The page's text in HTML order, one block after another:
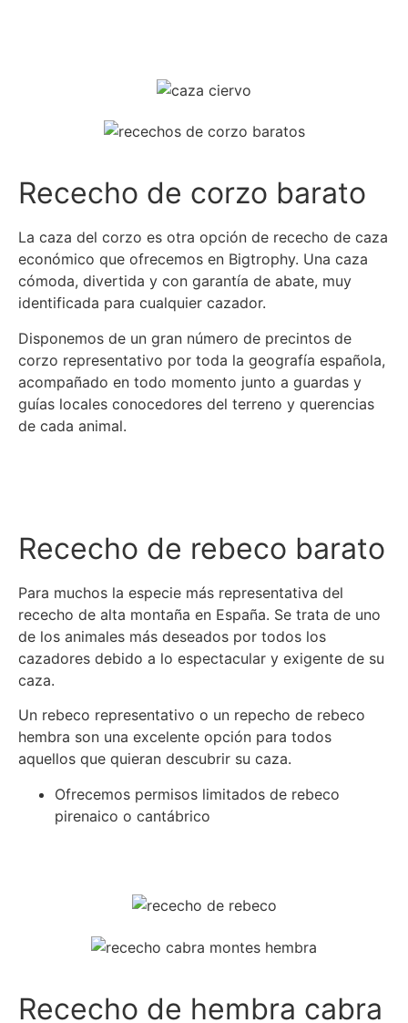
Rececho de corzo barato
La caza del corzo es otra opción de rececho de caza
económico que ofrecemos en Bigtrophy. Una caza
cómoda, divertida y con garantía de abate, muy
identificada para cualquier cazador.
Disponemos de un gran número de precintos de
corzo representativo por toda la geografía española,
acompañado en todo momento junto a guardas y
guías locales conocedores del terreno y querencias
de cada animal.
Rececho de rebeco barato
Para muchos la especie más representativa del
rececho de alta montaña en España. Se trata de uno
de los animales más deseados por todos los
cazadores debido a lo espectacular y exigente de su
caza.
Un rebeco representativo o un repecho de rebeco
hembra son una excelente opción para todos
aquellos que quieran descubrir su caza.
Ofrecemos permisos limitados de rebeco
pirenaico o cantábrico
Rececho de hembra cabra